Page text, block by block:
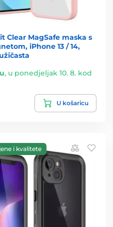
Clear MagSafe maska s
iPhone 13 / 14,
, u ponedjeljak 10. 8. kod
U košaricu
i kvalitete